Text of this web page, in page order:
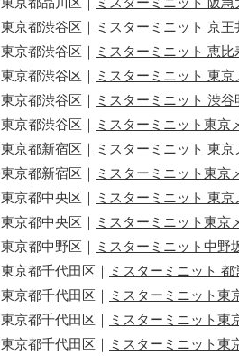
東京都渋谷区｜ ミスターミニット 京
東京都渋谷区｜ ミスターミニット 恵
東京都渋谷区｜ ミスターミニット 東
東京都渋谷区｜ ミスターミニット 渋
東京都渋谷区｜ ミスターミニット東京
東京都新宿区｜ ミスターミニット 東
東京都新宿区｜ ミスターミニット東京
東京都中央区｜ ミスターミニット 東
東京都中央区｜ ミスターミニット東京
東京都中野区｜ ミスターミニット中野
東京都千代田区｜ ミスターミニット
東京都千代田区｜ ミスターミニット東
東京都千代田区｜ ミスターミニット東
東京都千代田区｜ ミスターミニット東